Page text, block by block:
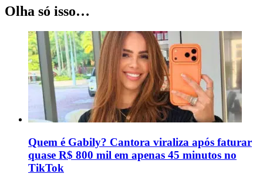
Olha só isso…
Quem é Gabily? Cantora viraliza após faturar
quase R$ 800 mil em apenas 45 minutos no
TikTok